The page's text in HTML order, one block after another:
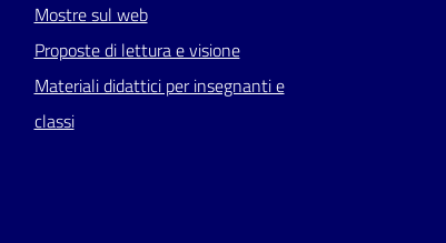
Mostre sul web
Proposte di lettura e visione
Materiali didattici per insegnanti e
classi